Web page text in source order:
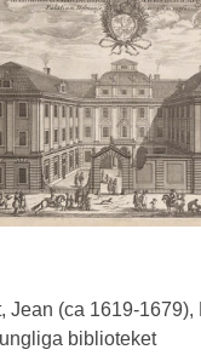
Jean (ca 1619-
biblioteket